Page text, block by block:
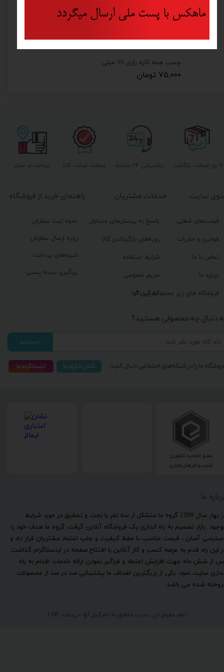
چسب همه کاره رازی 50 میلی
۷۵,۰۰۰ تومان
ما
​در بهار سال 1399 گروه ما متشکل از سه نفر با بحث و تحقیق در مورد شرایط
بازار تصمیم به راه اندازی یک فروشگاه آنلاین گرفت. گروه ما هدف خود را
آسان ، قیمت مناسب با حفظ کیفیت و جلب اعتماد مشتریان قرار داد و
این راه قدم به عرصه کسب و کار آنلاین با افتتاح صفحه در اینستاگرام گذاشت.
از شش ماه جهت افزایش اعتماد و فراگیر نمودن ارائه خدمات اقدام به راه
سایت نمود. یکی از بزرگترین اهداف ما پشتیبانی صد در صد از محصولات
شده می باشد.
تمام حقوق این سایت متعلق به نام گیل آوا می‌باشد. 1399
پشتیبانی ۲۴ ساعته پرداخت در محل ۷ روز ضمانت بازگشت ضمانت اصالت کالا
راهنمای خرید از فروشگاه
نحوه ثبت سفارش
رویه ارسال سفارش
شیوه‌های پرداخت
پیگیری بسته پستی
خدمات مشتریان
پاسخ به پرسش‌های متداول
رویه‌های بازگرداندن کالا
شرایط استفاده
حریم خصوصی
گزارش باگ
سایت
فرصت‌های شغلی
قوانین و مقررات
تماس با ما
درباره ما
فروشگاه های زیر مجموعه گیل آوا
دنبال چه محصولی هستید؟
جستجو
ما را در شبکه‌های اجتماعی دنبال کنید:
ماهکس با پست ملی ارسال میگردد